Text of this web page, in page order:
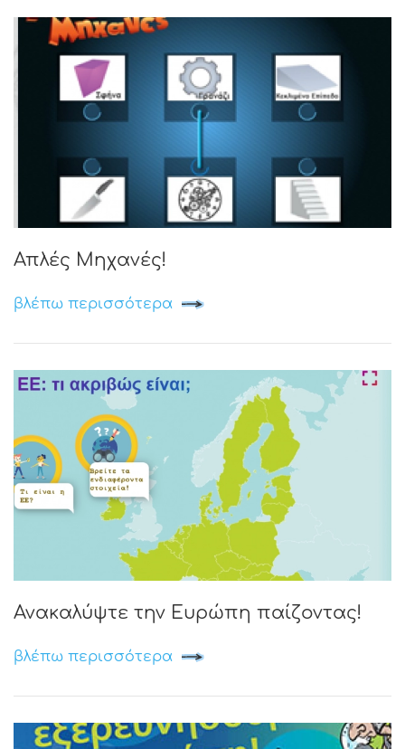
Απλές Μηχανές!
βλέπω περισσότερα
Ανακαλύψτε την Ευρώπη παίζοντας!
βλέπω περισσότερα